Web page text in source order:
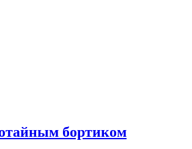
бортиком